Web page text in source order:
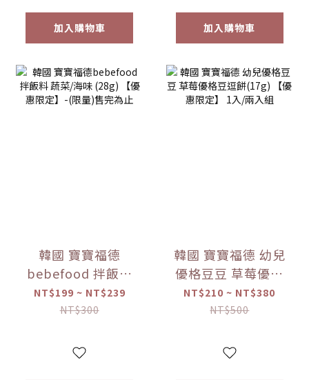
加入購物車 加入購物車
韓國 寶寶福德
bebefood 拌飯料
蔬菜/海味 (28g)
【優惠限定】-(限
NT$199 ~ NT$239
NT$300
韓國 寶寶福德 幼兒
優格豆豆 草莓優格
豆逗餅(17g) 【優惠
限定】 1入/兩入組
NT$210 ~ NT$380
NT$500